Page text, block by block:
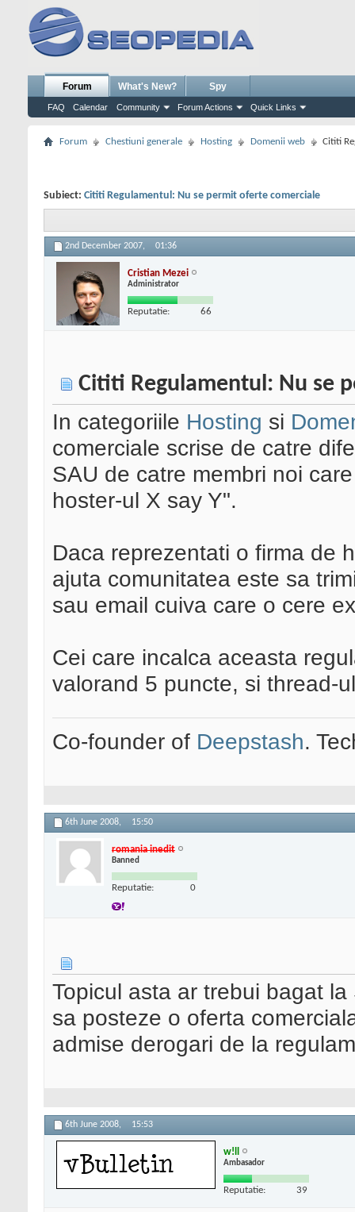
Forum
FAQ Calendar Community Forum Actions Quick Links
What's New? Spy
Forum Chestiuni generale Hosting Domenii web Cititi
Subiect: Cititi Regulamentul: Nu se permit oferte comerciale
2nd December 2007, 01:36
Cristian Mezei
Administrator
Reputatie: 66
Cititi Regulamentul: Nu se
In categoriile Hosting si
comerciale scrise de catre
SAU de catre membri noi
hoster-ul X say Y".
Daca reprezentati o firma de
ajuta comunitatea este sa
sau email cuiva care o cere
Cei care incalca aceasta
valorand 5 puncte, si thread-
Co-founder of Deepstash.
6th June 2008, 15:50
romania inedit
Banned
Reputatie: 0
Topicul asta ar trebui bagat
sa posteze o oferta
admise derogari de la
6th June 2008, 15:53
w!ll
Ambasador
Reputatie: 39